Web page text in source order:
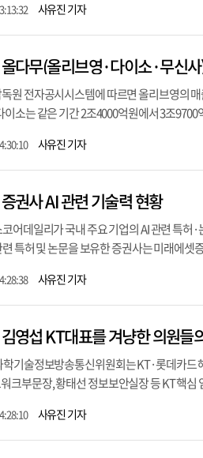
사유진 기자
다무(올리브영·다이소·무신
원 전자공시시스템에 따르면 올리브영의
이소는 같은 기간 2조4000억원에서 3조
사유진 기자
권사 AI 관련 기술력 현황
어데일리가 국내 주요 기업의 AI 관련 특허
련 특허 및 논문을 보유한 증권사는 미래에셋
사유진 기자
영섭 KT대표를 겨냥한 의원들
학기술정보방송통신위원회는 KT·롯데카드
크부문장, 황태선 정보보안실장 등 KT 핵심
사유진 기자